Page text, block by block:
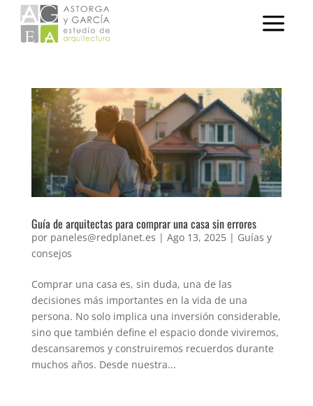
Guía de arquitectas para comprar una casa sin errores
por paneles@redplanet.es | Ago 13, 2025| Guías y
consejos
Comprar una casa es, sin duda, una de las
decisiones más importantes en la vida de una
persona. No solo implica una inversión considerable,
sino que también define el espacio donde viviremos,
descansaremos y construiremos recuerdos durante
muchos años. Desde nuestra...